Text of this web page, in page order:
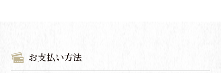
お支払い方法